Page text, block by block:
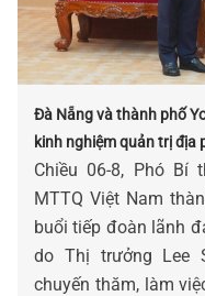
Đà Nẵng và thành phố
kinh nghiệm quản trị địa
Chiều 06-8, Phó Bí
MTTQ Việt Nam
buổi tiếp đoàn lãnh
do Thị trưởng Lee
chuyến thăm, làm